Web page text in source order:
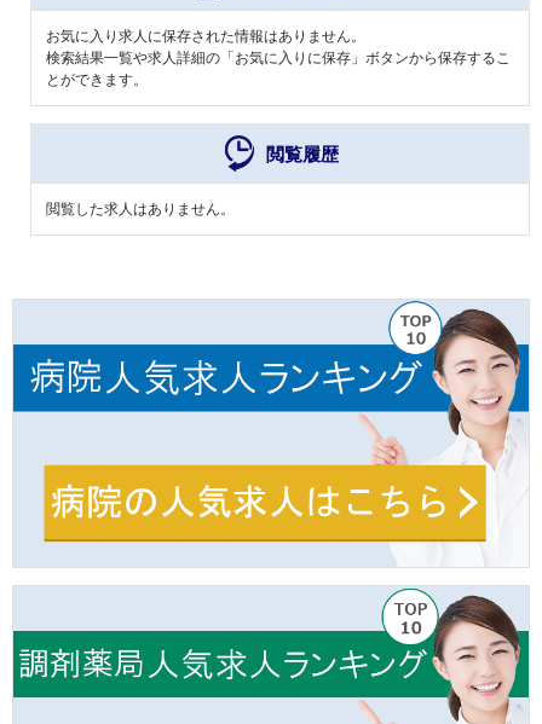
お気に入り求人に保存された情報はありません。
検索結果一覧や求人詳細の「お気に入りに保存」ボタンから保存するこ
とができます。
閲覧履歴
閲覧した求人はありません。